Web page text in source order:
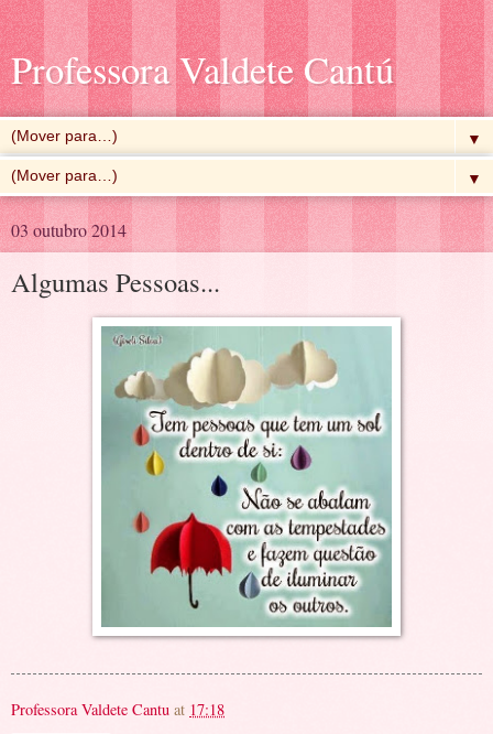
Professora Valdete Cantú
▼
▼
03 outubro 2014
Algumas Pessoas...
Professora Valdete Cantu at 17:18